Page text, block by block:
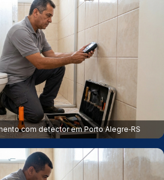
com detector em Porto Alegre‑RS